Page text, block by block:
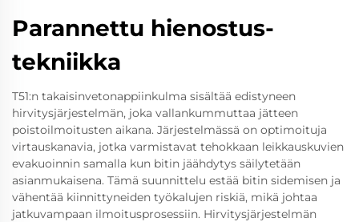
Parannettu hienostus-
tekniikka
T51:n takaisinvetonappiinkulma sisältää edistyneen
hirvitysjärjestelmän, joka vallankummuttaa jätteen
poistoilmoitusten aikana. Järjestelmässä on optimoituja
virtauskanavia, jotka varmistavat tehokkaan leikkauskuvien
evakuoinnin samalla kun bitin jäähdytys säilytetään
asianmukaisena. Tämä suunnittelu estää bitin sidemisen ja
vähentää kiinnittyneiden työkalujen riskiä, mikä johtaa
jatkuvampaan ilmoitusprosessiin. Hirvitysjärjestelmän